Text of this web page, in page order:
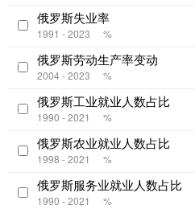
俄罗斯失业率
1991 - 2023 %
俄罗斯劳动生产率变动
2004 - 2023 %
俄罗斯工业就业人数占比
1990 - 2021 %
俄罗斯农业就业人数占比
1998 - 2021 %
俄罗斯服务业就业人数占比
1990 - 2021 %